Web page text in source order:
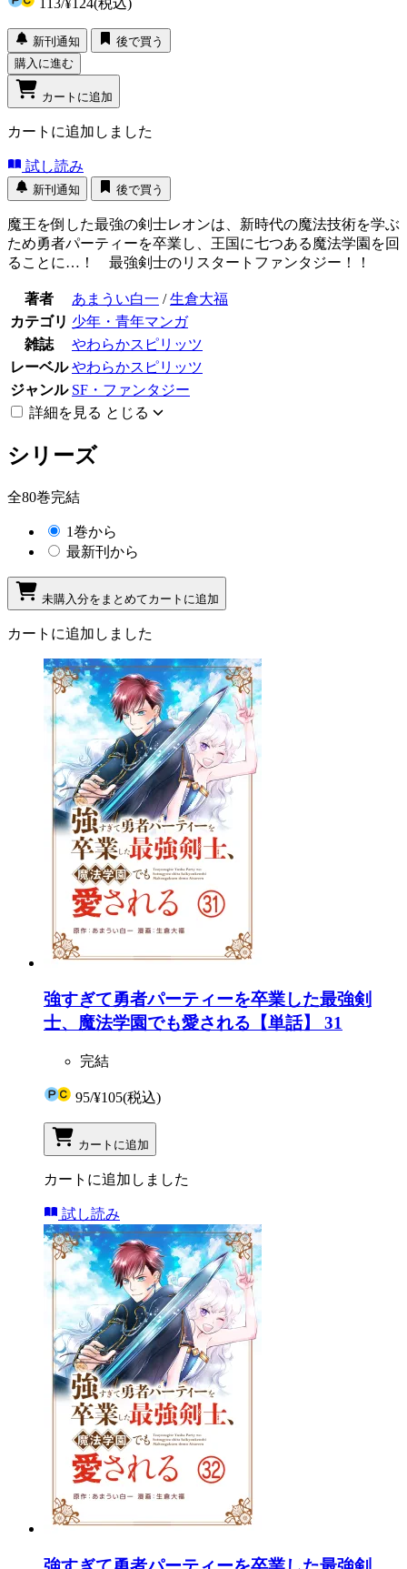
新刊通知
後で買う
購入に進む
カートに追加
カートに追加しました
試し読み
新刊通知 後で買う
魔王を倒した最強の剣士レオンは、新時代の魔法技術を学ぶ
ため勇者パーティーを卒業し、王国に七つある魔法学園を回
ることに…！ 最強剣士のリスタートファンタジー！！
著者 あまうい白一 /生倉大福
カテゴリ 少年・青年マンガ
雑誌
やわらかスピリッツ
レーベル やわらかスピリッツ
ジャンル SF・ファンタジー
詳細を見る とじる
シリーズ
全80巻完結
1巻から
最新刊から
未購入分をまとめてカートに追加
カートに追加しました
強すぎて勇者パーティーを卒業した最強剣
士、魔法学園でも愛される【単話】 31
完結
95/¥105(税込)
カートに追加
カートに追加しました
試し読み